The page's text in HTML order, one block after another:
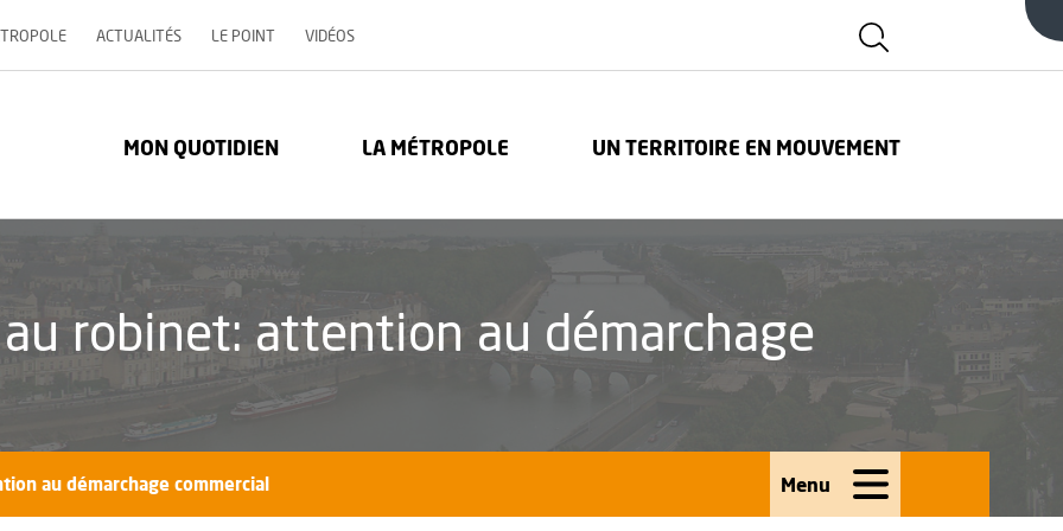
ACTUALITÉS LE POINT VIDÉOS, OUVRE UNE NOUVELLE FENÊTRE Afficher la zone
Métropole - Communauté urbaine : Retour à l'accueil
MON QUOTIDIEN LA MÉTROPOLE UN TERRITOIRE EN MOUVEMENT
robinet: attention au démarchage
au démarchage commercial Menu
Ouvrir le menu